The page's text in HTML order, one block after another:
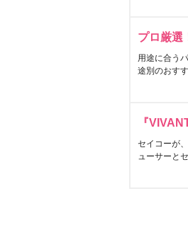
プロ厳選
用途に合う
途別のおす
『
セイコーが
ューサーと